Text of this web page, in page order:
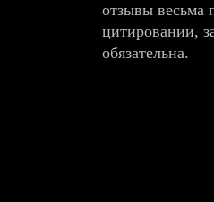
отзывы весьма
цитировании,
обязательна.